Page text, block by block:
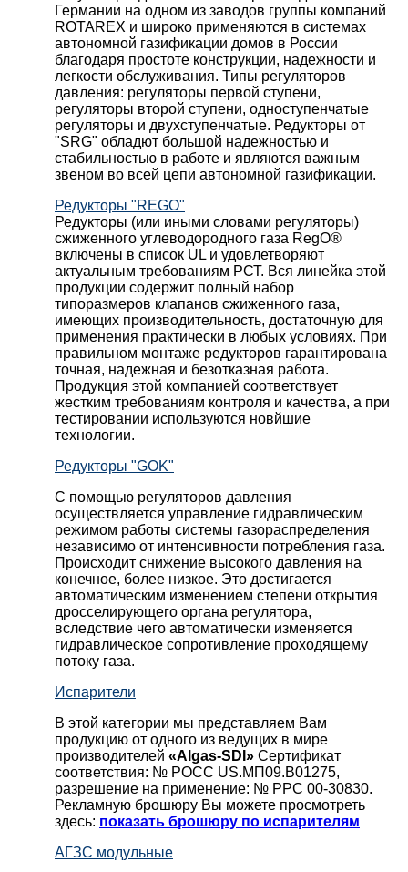
Германии на одном из заводов группы компаний
ROTAREX и широко применяются в системах
автономной газификации домов в России
благодаря простоте конструкции, надежности и
легкости обслуживания. Типы регуляторов
давления: регуляторы первой ступени,
регуляторы второй ступени, одноступенчатые
регуляторы и двухступенчатые. Редукторы от
"SRG" обладют большой надежностью и
стабильностью в работе и являются важным
звеном во всей цепи автономной газификации.
Редукторы "REGO"
Редукторы (или иными словами регуляторы)
сжиженного углеводородного газа RegO®
включены в список UL и удовлетворяют
актуальным требованиям РСТ. Вся линейка этой
продукции содержит полный набор
типоразмеров клапанов сжиженного газа,
имеющих производительность, достаточную для
применения практически в любых условиях. При
правильном монтаже редукторов гарантирована
точная, надежная и безотказная работа.
Продукция этой компанией соответствует
жестким требованиям контроля и качества, а при
тестировании используются новйшие
технологии.
Редукторы "GOK"
С помощью регуляторов давления
осуществляется управление гидравлическим
режимом работы системы газораспределения
независимо от интенсивности потребления газа.
Происходит снижение высокого давления на
конечное, более низкое. Это достигается
автоматическим изменением степени открытия
дросселирующего органа регулятора,
вследствие чего автоматически изменяется
гидравлическое сопротивление проходящему
потоку газа.
Испарители
В этой категории мы представляем Вам
продукцию от одного из ведущих в мире
производителей «Algas-SDI» Сертификат
соответствия: № РОСС US.МП09.В01275,
разрешение на применение: № РРС 00-30830.
Рекламную брошюру Вы можете просмотреть
здесь: показать брошюру по испарителям
АГЗС модульные